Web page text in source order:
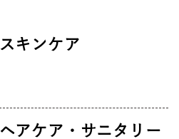
スキンケア
ヘアケア・サニタリー